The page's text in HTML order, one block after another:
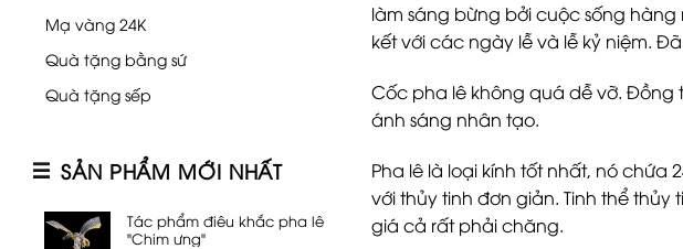
Mạ vàng 24K
Quà tặng bằng sứ
Quà tặng sếp
SẢN PHẨM MỚI NHẤT
Tác phẩm điêu khắc pha lê
"Chim ưng"
làm sáng bừng bởi cuộc sống
kết với các ngày lễ và lễ kỷ niệm.
Cốc pha lê không quá dễ vỡ. Đồng
ánh sáng nhân tạo.
Pha lê là loại kính tốt nhất, nó chứa
với thủy tinh đơn giản. Tinh thể
giá cả rất phải chăng.